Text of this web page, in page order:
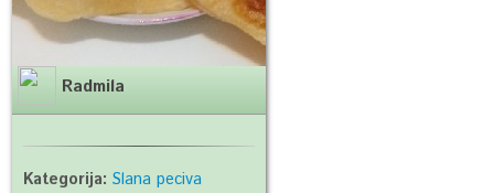
Radmila
Kategorija:Slana peciva